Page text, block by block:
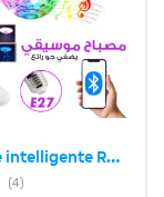
Ampoule intelligente RGB avec haut-parleur Bluetooth 30W
(4)